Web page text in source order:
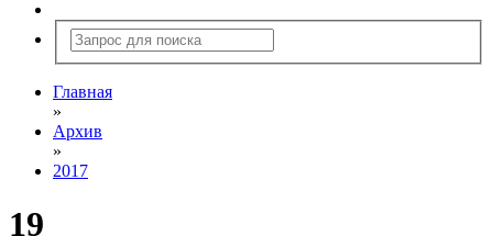
Главная
»
Архив
»
2017
19